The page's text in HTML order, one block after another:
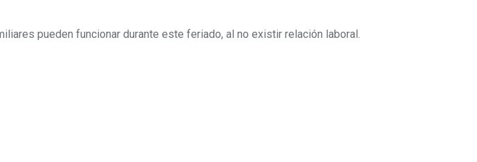
pueden funcionar durante este feriado, al no existir relación laboral.